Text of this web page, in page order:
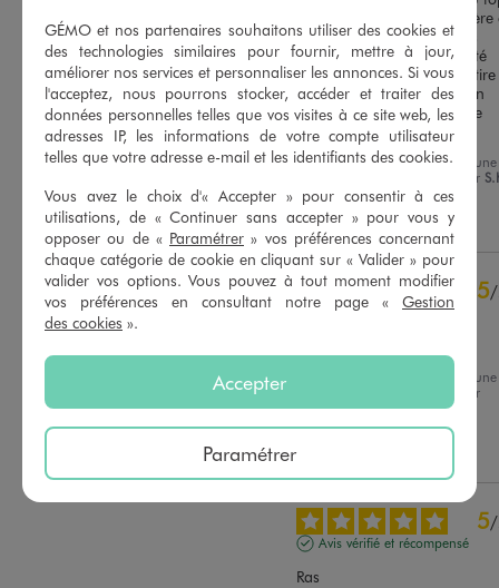
Basé sur6 avis soumis à un
contrôle
Voir tous les avis sur ce site
5étoiles
4
4étoiles
2
2étoiles
0
Trier les avis
se porte bien mais la matière
un peu trop fine. Avec plus
d'épaisseur ce sac aurait été
parfait! Porte clefs ne se retire
pas, on aurait pu mettre un
système pour l'enlever ou le
déplacer.
Avis du31/07/2026 , suite à une
par
Utile(0) Signaler
5/
Avis vérifié et récompensé
, suite à une
par
Laurette D.
5/
Avis vérifié et récompensé
Ras
GÉMO et nos partenaires souhaitons utiliser des cookies et
des technologies similaires pour fournir, mettre à jour,
améliorer nos services et personnaliser les annonces. Si vous
l'acceptez, nous pourrons stocker, accéder et traiter des
données personnelles telles que vos visites à ce site web, les
adresses IP, les informations de votre compte utilisateur
telles que votre adresse e-mail et les identifiants des cookies.
Vous avez le choix d'« Accepter » pour consentir à ces
utilisations, de « Continuer sans accepter » pour vous y
opposer ou de « Paramétrer » vos préférences concernant
chaque catégorie de cookie en cliquant sur « Valider » pour
valider vos options. Vous pouvez à tout moment modifier
vos préférences en consultant notre page « Gestion
des cookies ».
Accepter
Paramétrer